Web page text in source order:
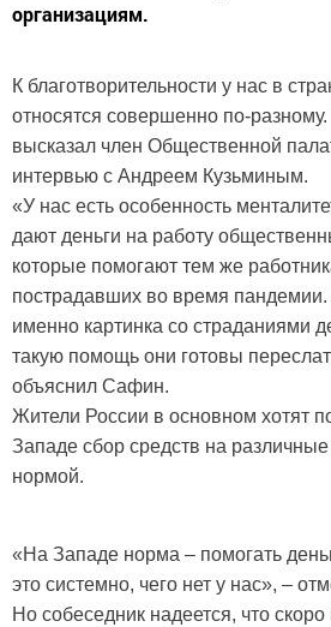
организациям.
К благотворительности у нас в
относятся совершенно по-
высказал член Общественной
интервью с Андреем Кузьминым.
«У нас есть особенность
дают деньги на работу
которые помогают тем же
пострадавших во время
именно картинка со страданиями
такую помощь они готовы
объяснил Сафин.
Жители России в основном хотят
Западе сбор средств на
нормой.
«На Западе норма – помогать
это системно, чего нет у нас», –
Но собеседник надеется, что